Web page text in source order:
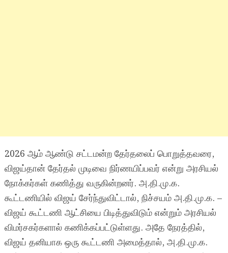
2026 ஆம் ஆண்டு சட்டமன்ற தேர்தலைப் பொறுத்தவரை,
விஜய்தான் தேர்தல் முடிவை நிர்ணயிப்பவர் என்று அரசியல்
நோக்கர்கள் கணித்து வருகின்றனர். அ.தி.மு.க.
கூட்டணியில் விஜய் சேர்ந்துவிட்டால், நிச்சயம் அ.தி.மு.க. –
விஜய் கூட்டணி ஆட்சியை பிடித்துவிடும் என்றும் அரசியல்
விமர்சகர்களால் கணிக்கப்பட்டுள்ளது. அதே நேரத்தில்,
விஜய் தனியாக ஒரு கூட்டணி அமைத்தால், அ.தி.மு.க.